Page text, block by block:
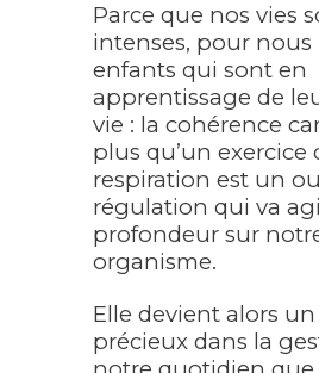
Parce que nos vies
intenses, pour nous
enfants qui sont en
apprentissage de
vie : la cohérence
plus qu’un exercice
respiration est un
régulation qui va
profondeur sur
organisme.
Elle devient alors
précieux dans la